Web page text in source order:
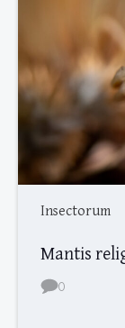
Insectorum
Mantis
0